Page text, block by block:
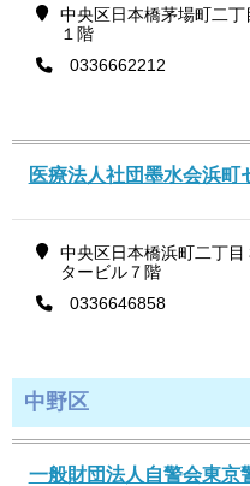
中央区日本橋茅場町二
１階
0336662212
医療法人社団墨水会浜町
中央区日本橋浜町二丁
タービル７階
0336646858
中野区
一般財団法人自警会東京